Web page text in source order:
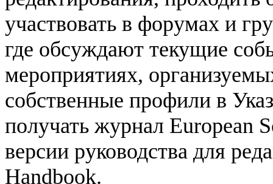
участвовать в форумах и
где обсуждают текущие
мероприятиях,
собственные профили в
получать журнал European
версии руководства для
Handbook.